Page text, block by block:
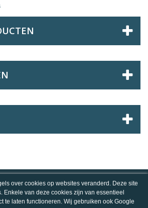
over cookies op websites veranderd. Deze site
Enkele van deze cookies zijn van essentieel
te laten functioneren. Wij gebruiken ook Google